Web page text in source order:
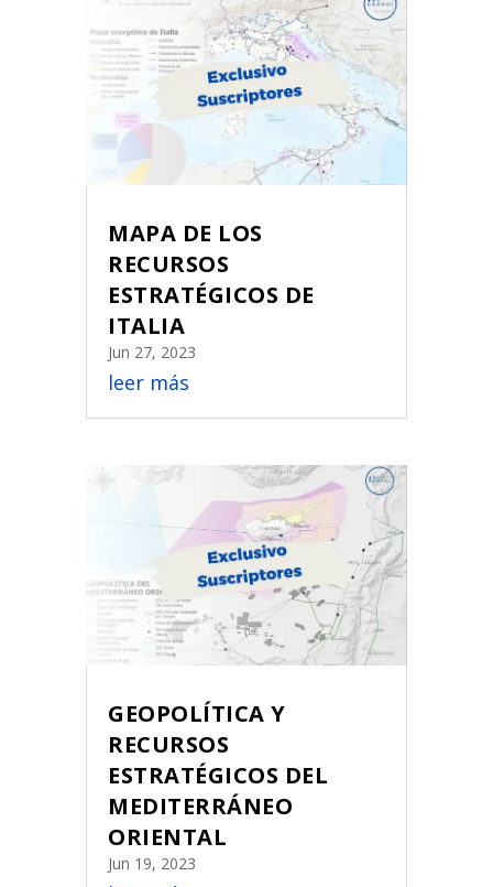
MAPA DE LOS
RECURSOS
ESTRATÉGICOS DE
ITALIA
Jun 27, 2023
leer más
GEOPOLÍTICA Y
RECURSOS
ESTRATÉGICOS DEL
MEDITERRÁNEO
ORIENTAL
Jun 19, 2023